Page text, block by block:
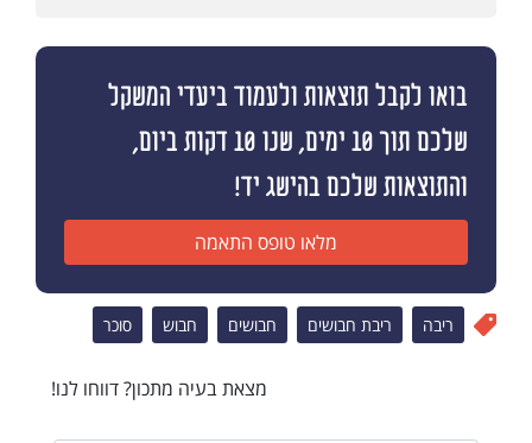
בואו לקבל תוצאות ולעמוד ביעדי המשקל
שלכם תוך 10 ימים, שנו 10 דקות ביום,
והתוצאות שלכם בהישג יד!
מלאו טופס התאמה
ריבה ריבת חבושים חבושים חבוש סוכר
מצאת בעיה מתכון? דווחו לנו!